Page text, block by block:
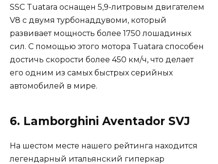
SSC Tuatara оснащен 5,9-литровым двигателем
V8 с двумя турбонаддувоми, который
развивает мощность более 1750 лошадиных
сил. С помощью этого мотора Tuatara способен
достичь скорости более 450 км/ч, что делает
его одним из самых быстрых серийных
автомобилей в мире.
6. Lamborghini Aventador SVJ
На шестом месте нашего рейтинга находится
легендарный итальянский гиперкар